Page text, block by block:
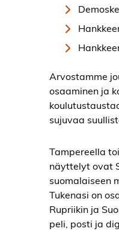
Arvostamme
osaaminen ja
sujuvaa
Tampereella
näyttelyt ovat
suomalaiseen
Tukenasi on
Rupriikin ja
peli, posti ja